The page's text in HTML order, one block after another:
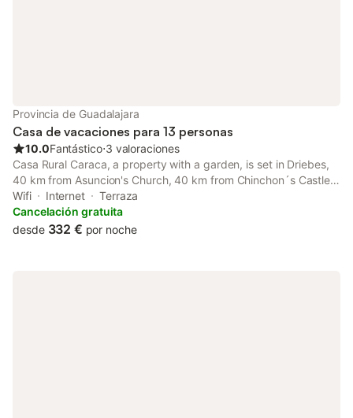
Provincia de Guadalajara
Casa de vacaciones para 13 personas
10.0Fantástico⋅3 valoraciones
Casa Rural Caraca, a property with a garden, is set in Driebes,
40 km from Asuncion's Church, 40 km from Chinchon´s Castle,
as well as 40 km from Plaza Mayor Chinchon.
Wifi Internet
Terraza
Cancelación gratuita
desde 332 € por noche